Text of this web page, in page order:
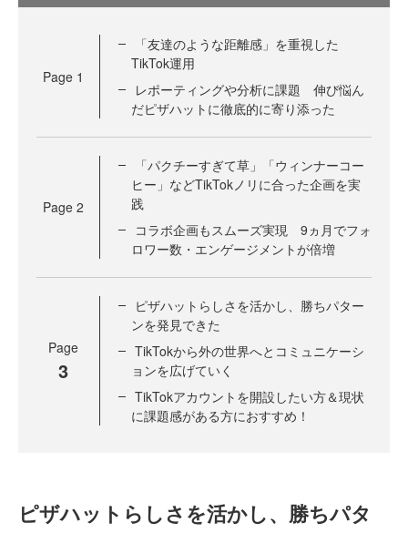
Page 1
「友達のような距離感」を重視した
TikTok運用
レポーティングや分析に課題 伸び悩ん
だピザハットに徹底的に寄り添った
Page 2
「パクチーすぎて草」「ウィンナーコー
ヒー」などTikTokノリに合った企画を実
践
コラボ企画もスムーズ実現 9ヵ月でフォ
ロワー数・エンゲージメントが倍増
Page
3
ピザハットらしさを活かし、勝ちパター
ンを発見できた
TikTokから外の世界へとコミュニケーシ
ョンを広げていく
TikTokアカウントを開設したい方＆現状
に課題感がある方におすすめ！
ピザハットらしさを活かし、勝ちパタ